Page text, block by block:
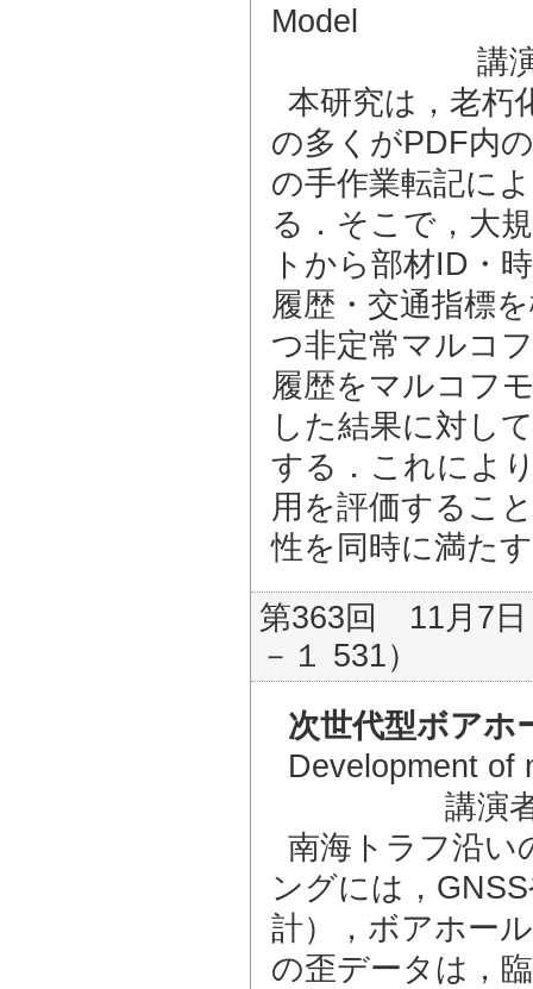
Model
講
本研究は，老朽
の多くがPDF内
の手作業転記に
る．そこで，大
トから部材ID・
履歴・交通指標
つ非定常マルコ
履歴をマルコフ
した結果に対し
する．これによ
用を評価するこ
性を同時に満た
第363回 11月7日
－１ 531）
次世代型ボアホ
Development of
講演
南海トラフ沿い
ングには，
計），ボアホー
の歪データは，